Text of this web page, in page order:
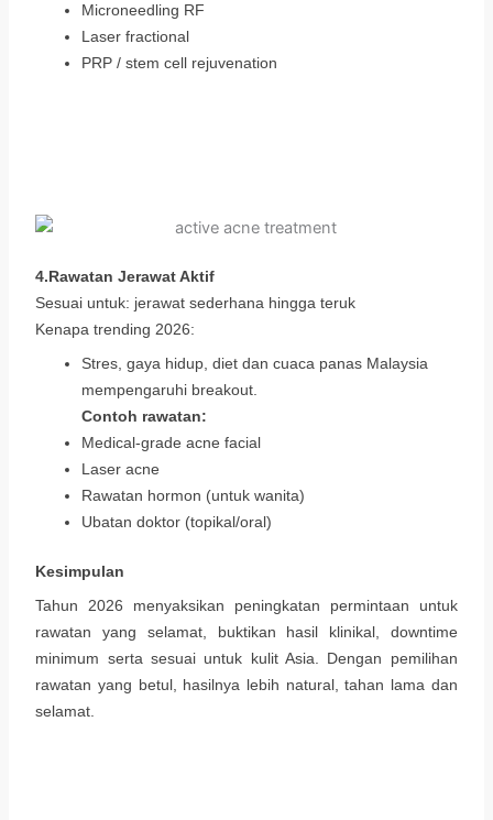
Microneedling RF
Laser fractional
PRP / stem cell rejuvenation
4.Rawatan Jerawat Aktif
Sesuai untuk: jerawat sederhana hingga teruk
Kenapa trending 2026:
Stres, gaya hidup, diet dan cuaca panas Malaysia
mempengaruhi breakout.
Contoh rawatan:
Medical-grade acne facial
Laser acne
Rawatan hormon (untuk wanita)
Ubatan doktor (topikal/oral)
Kesimpulan
Tahun 2026 menyaksikan peningkatan permintaan untuk
rawatan yang selamat, buktikan hasil klinikal, downtime
minimum serta sesuai untuk kulit Asia. Dengan pemilihan
rawatan yang betul, hasilnya lebih natural, tahan lama dan
selamat.